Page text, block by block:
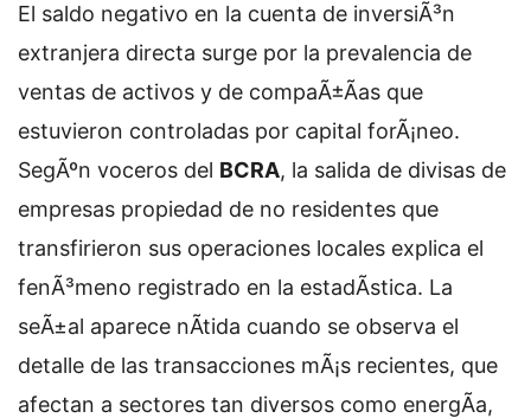
El saldo negativo en la cuenta de inversiÃ³n
extranjera directa surge por la prevalencia de
ventas de activos y de compaÃ±Ã­as que
estuvieron controladas por capital forÃ¡neo.
SegÃºn voceros del BCRA, la salida de divisas de
empresas propiedad de no residentes que
transfirieron sus operaciones locales explica el
fenÃ³meno registrado en la estadÃ­stica. La
seÃ±al aparece nÃ­tida cuando se observa el
detalle de las transacciones mÃ¡s recientes, que
afectan a sectores tan diversos como energÃ­a,